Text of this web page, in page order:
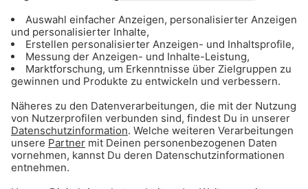
München 24/7 - Der Gong 96.3 Newschannel
Rund um die Uhr informiert: Das erste
Nachrichten-Webradio für München